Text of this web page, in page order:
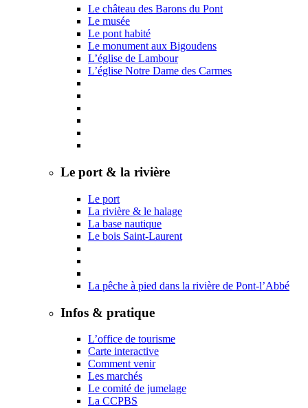
Le château des Barons du Pont
Le musée
Le pont habité
Le monument aux Bigoudens
L’église de Lambour
L’église Notre Dame des Carmes
Le port & la rivière
Le port
La rivière & le halage
La base nautique
Le bois Saint-Laurent
La pêche à pied dans la rivière de Pont-l’Abbé
Infos & pratique
L’office de tourisme
Carte interactive
Comment venir
Les marchés
Le comité de jumelage
La CCPBS